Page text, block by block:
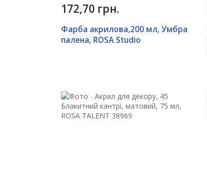
172,70 грн.
Фарба акрилова,200 мл, Умбра
палена, ROSA Studio